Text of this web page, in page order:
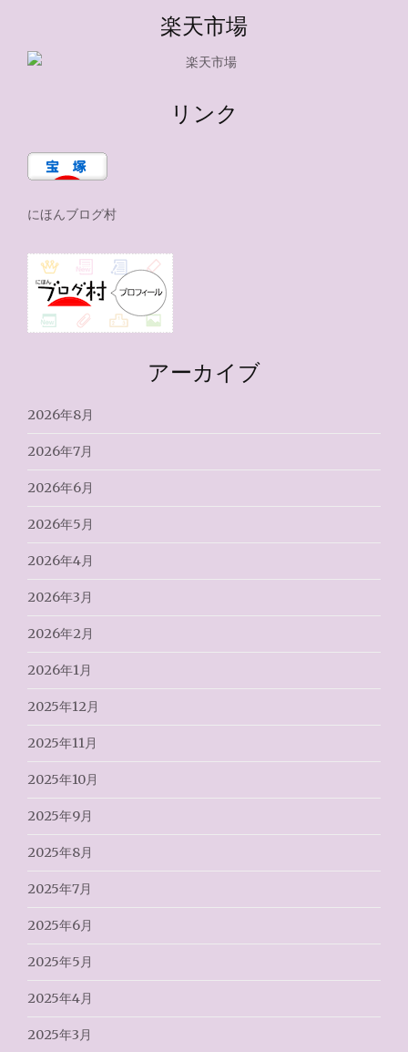
楽天市場
リンク
にほんブログ村
アーカイブ
2026年8月
2026年7月
2026年6月
2026年5月
2026年4月
2026年3月
2026年2月
2026年1月
2025年12月
2025年11月
2025年10月
2025年9月
2025年8月
2025年7月
2025年6月
2025年5月
2025年4月
2025年3月